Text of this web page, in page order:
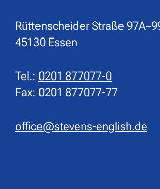
Rüttenscheider Straße
45130 Essen
Tel.: 0201 877077-0
Fax: 0201 877077-77
office@stevens-english.de